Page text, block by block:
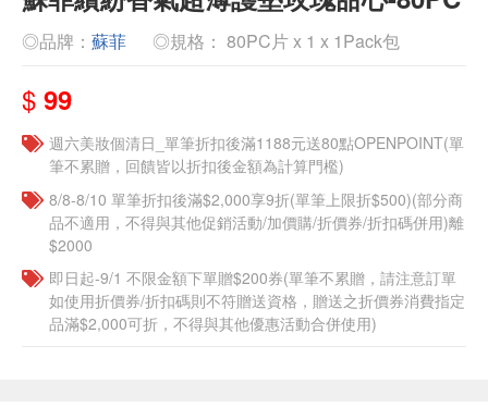
◎品牌： 蘇菲 ◎規格： 80PC片 x 1 x 1Pack包
$ 99
週六美妝個清日_單筆折扣後滿1188元送80點OPENPOINT(單
筆不累贈，回饋皆以折扣後金額為計算門檻)
8/8-8/10 單筆折扣後滿$2,000享9折(單筆上限折$500)(部分商
品不適用，不得與其他促銷活動/加價購/折價券/折扣碼併用)離
$2000
即日起-9/1 不限金額下單贈$200券(單筆不累贈，請注意訂單
如使用折價券/折扣碼則不符贈送資格，贈送之折價券消費指定
品滿$2,000可折，不得與其他優惠活動合併使用)